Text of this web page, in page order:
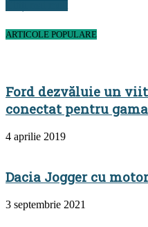
ARTICOLE POPULARE
Ford dezvăluie un
conectat pentru gama
4 aprilie 2019
Dacia Jogger cu
3 septembrie 2021